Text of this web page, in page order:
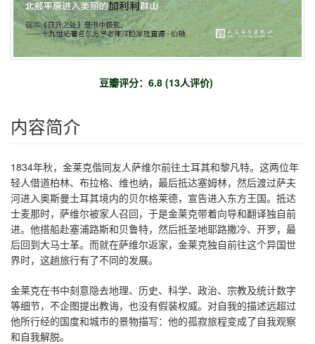
豆瓣评分：6.8 (13人评价)
内容简介
1834年秋，金莱克偕同友人萨维尔前往土耳其和黎凡特。这两位年
轻人借道柏林、布拉格、维也纳，最后抵达塞姆林，然后渡过萨夫
河进入奥斯曼土耳其境内的贝尔格莱德，宣告进入东方王国。抵达
士麦那时，萨维尔被家人召回，于是金莱克带着向导和翻译独自前
进。他搭船赴塞浦路斯和贝鲁特，然后抵圣地耶路撒冷、开罗，最
后回到大马士革。而就在萨维尔返家，金莱克独自前往这个异国世
界时，这趟旅行有了不同的发展。
金莱克在书中刻意隐去地理、历史、科学、政治、宗教及统计数字
等细节，不企图提出教诲，也没有假装权威。对自我的描述远超过
他所行经的国度和城市的景物描写：他的孤寂旅程变成了自我观察
和自我解脱。